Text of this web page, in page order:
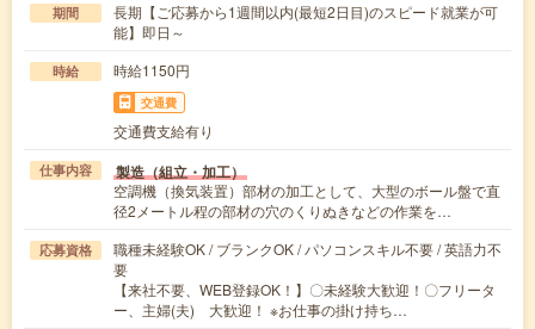
期間
長期【ご応募から1週間以内(最短2日目)のスピード就業が可
能】即日～
時給 時給1150円
交通費
交通費支給有り
仕事内容 製造（組立・加工）
空調機（換気装置）部材の加工として、大型のボール盤で直
径2メートル程の部材の穴のくりぬきなどの作業を…
応募資格
職種未経験OK / ブランクOK / パソコンスキル不要 / 英語力不
要
【来社不要、WEB登録OK！】〇未経験大歓迎！〇フリータ
ー、主婦(夫) 大歓迎！ ※お仕事の掛け持ち…